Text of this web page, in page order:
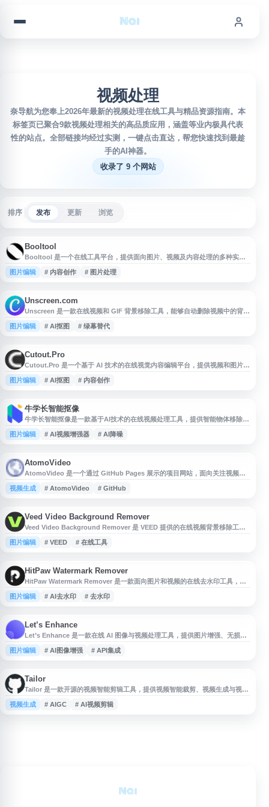
视频处理
奈导航为您奉上2026年最新的视频处理在线工具与精品资源指南。本
标签页已聚合9款视频处理相关的高品质应用，涵盖等业内极具代表
性的站点。全部链接均经过实测，一键点击直达，帮您快速找到最趁
手的AI神器。
收录了 9 个网站
排序 发布 更新 浏览
Booltool
Booltool 是一个在线工具平台，提供面向图片、视频及内容处理的多种实用
功能，适合创作者、电商运营、设计与营销人员在浏览器中完成素材编辑、优
化和辅助生成等工作。用户可通过网站访问相关工具，提升日常内容制作与处
图片编辑 # 内容创作 # 图片处理
Unscreen.com
Unscreen 是一款在线视频和 GIF 背景移除工具，能够自动删除视频中的背
景，无需绿幕或复杂的后期处理。用户只需上传视频文件，系统即可利用 AI
技术智能识别并移除背景，生成透明背景的视频素材。该工具支持多种视频格
图片编辑 # AI抠图 # 绿幕替代
Cutout.Pro
Cutout.Pro 是一个基于 AI 技术的在线视觉内容编辑平台，提供视频和图片的
智能处理服务。该平台的视频背景移除功能可自动识别并去除视频中的背景，
支持上传本地视频文件进行处理。用户无需专业视频编辑技能，即可通过 AI
图片编辑 # AI抠图 # 内容创作
牛学长智能抠像
牛学长智能抠像是一款基于AI技术的在线视频处理工具，提供智能物体移除功
能。该工具采用先进的人工智能算法，可自动识别并去除视频中的不需要元
素，支持多种场景应用。平台集成了通用降噪、动漫专用、人脸修复、黑白上
帮助用户快速实现
图片编辑 # AI视频增强器 # AI降噪
AtomoVideo
AtomoVideo 是一个通过 GitHub Pages 展示的项目网站，面向关注视频相
关技术、工具或开源项目的用户提供访问入口。网站可用于了解
AtomoVideo 的项目介绍、功能信息、使用说明及相关资源，适合开发者、
视频生成 # AtomoVideo # GitHub
Veed Video Background Remover
Veed Video Background Remover 是 VEED 提供的在线视频背景移除工
具，支持在浏览器中自动识别并去除视频背景，无需安装软件。用户可上传视
频后快速更换为纯色、图片或其他场景背景，适用于社交媒体内容、产品展
图片编辑 # VEED # 在线工具
HitPaw Watermark Remover
HitPaw Watermark Remover 是一款面向图片和视频的在线去水印工具，主
打通过 AI 技术快速去除画面中的水印、标志、文字等遮挡内容，并尽量保持
清晰自然的处理效果。用户可通过简单操作上传文件、选择水印区域并导出结
图片编辑 # AI去水印 # 去水印
Let’s Enhance
Let’s Enhance 是一款在线 AI 图像与视频处理工具，提供图片增强、无损放
大、图像生成和编辑等功能，支持网页端使用与 API 集成。用户可用于提升图
片清晰度、放大低分辨率图像、优化视觉内容质量，并适用于电商、设计、营
图片编辑 # AI图像增强 # API集成
Tailor
Tailor 是一款开源的视频智能剪辑工具，提供视频智能裁剪、视频生成与视频
优化等功能，项目托管于 GitHub。它旨在利用人工智能技术简化视频剪辑流
程，降低普通用户进行专业化剪辑的操作门槛，适用于关注 AI 视频剪辑、
视频生成 # AIGC # AI视频剪辑